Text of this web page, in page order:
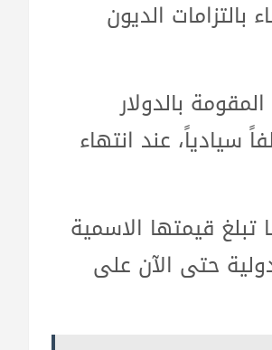
في الوفاء بالتزامات الديون
بالدولار
تخلفاً سيادياً، عند انتهاء
سندا دوليا مستحقا تبلغ قيمتها الاسمية
حتى الآن على